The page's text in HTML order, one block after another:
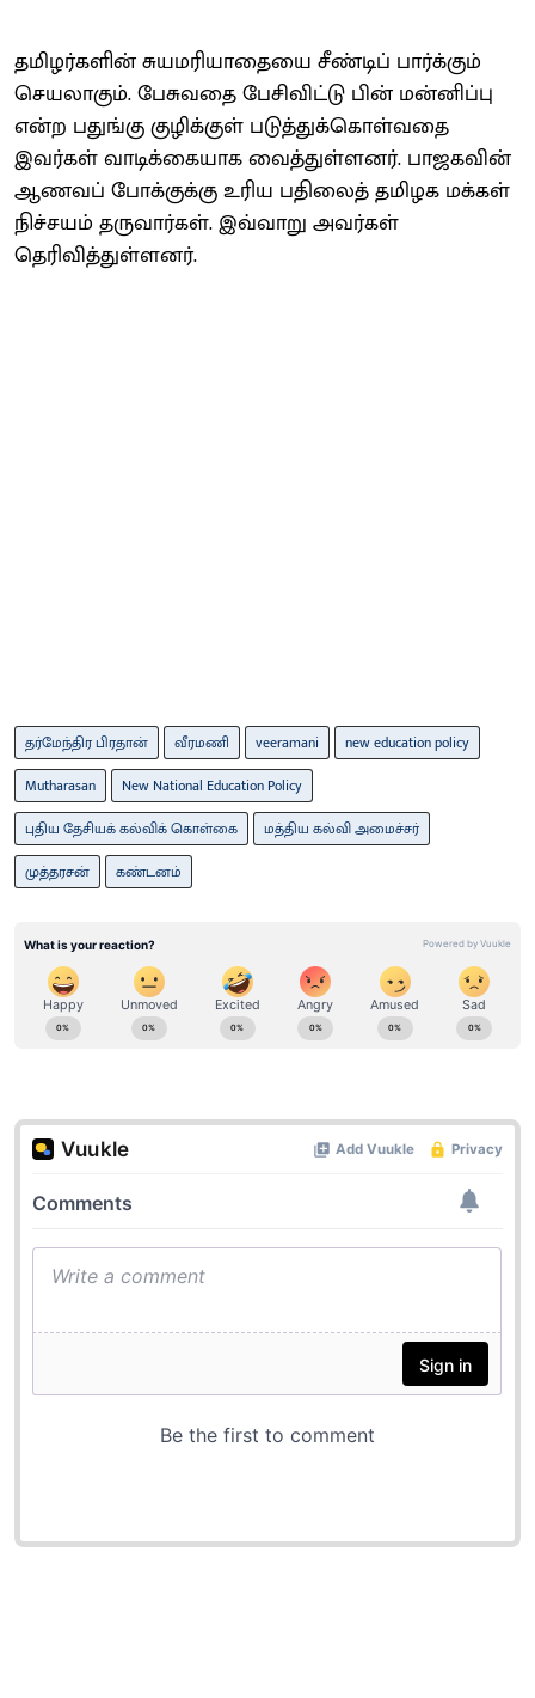
தமிழர்களின் சுயமரியாதையை சீண்டிப் பார்க்கும்
செயலாகும். பேசுவதை பேசிவிட்டு பின் மன்னிப்பு
என்ற பதுங்கு குழிக்குள் படுத்துக்கொள்வதை
இவர்கள் வாடிக்கையாக வைத்துள்ளனர். பாஜகவின்
ஆணவப் போக்குக்கு உரிய பதிலைத் தமிழக மக்கள்
நிச்சயம் தருவார்கள். இவ்வாறு அவர்கள்
தெரிவித்துள்ளனர்.
தர்மேந்திர பிரதான் வீரமணி veeramani
new education policy
Mutharasan
New National Education Policy
புதிய தேசியக் கல்விக் கொள்கை
மத்திய கல்வி அமைச்சர்
முத்​தரசன்
கண்​டனம்